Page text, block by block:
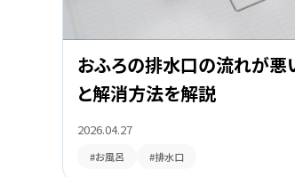
2026.04.27
おふろの排水口の流れが悪
と解消方法を解説
#お風呂 #排水口